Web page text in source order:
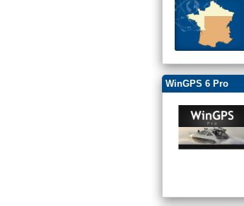
WinGPS 6 Pro